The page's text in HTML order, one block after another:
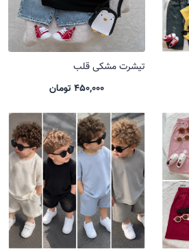
تیشرت مشکی قلب
450,000 تومان